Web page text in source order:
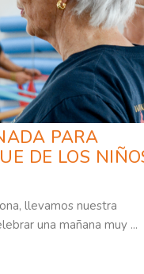
PARA
DE LOS
llevamos nuestra
una mañana muy